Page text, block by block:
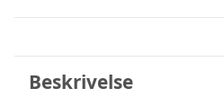
Beskrivelse